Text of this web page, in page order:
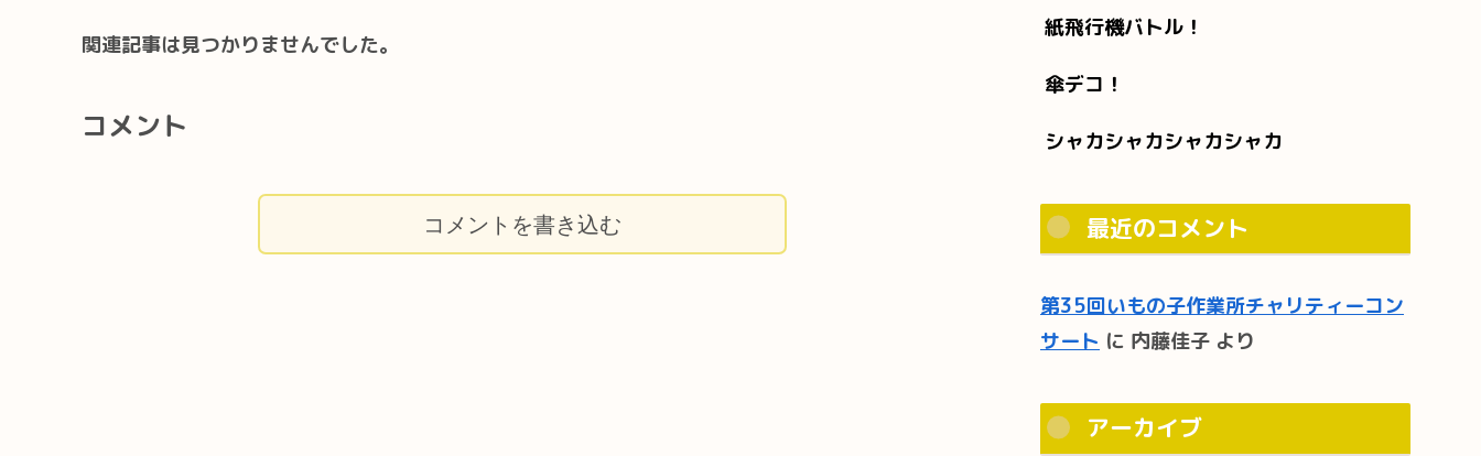
関連記事は見つかりませんでした。
コメント
コメントを書き込む
紙飛行機バトル！
傘デコ！
シャカシャカシャカシャカ
最近のコメント
第35回いもの子作業所チャリティーコン
サート に 内藤佳子 より
アーカイブ